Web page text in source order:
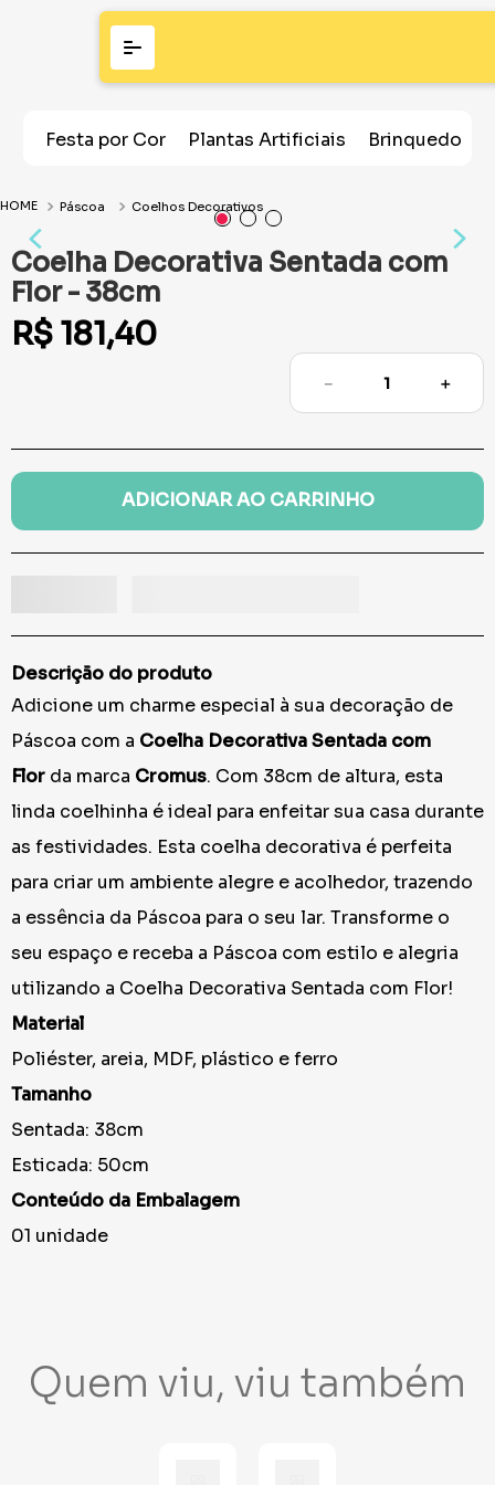
Festa por Cor Plantas Artificiais Brinquedos
Páscoa Coelhos Decorativos
Coelha Decorativa Sentada com
Flor - 38cm
R$ 181,40
＋
－
ADICIONAR AO CARRINHO
Descrição do produto
Adicione um charme especial à sua decoração de
Páscoa com a Coelha Decorativa Sentada com
Flor da marca Cromus. Com 38cm de altura, esta
linda coelhinha é ideal para enfeitar sua casa durante
as festividades. Esta coelha decorativa é perfeita
para criar um ambiente alegre e acolhedor, trazendo
a essência da Páscoa para o seu lar. Transforme o
seu espaço e receba a Páscoa com estilo e alegria
utilizando a Coelha Decorativa Sentada com Flor!
Material
Poliéster, areia, MDF, plástico e ferro
Tamanho
Sentada: 38cm
Esticada: 50cm
Conteúdo da Embalagem
01 unidade
Quem viu, viu também